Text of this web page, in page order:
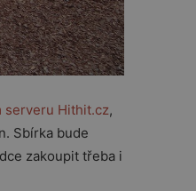
serveru Hithit.cz,
Sbírka bude
zakoupit třeba i